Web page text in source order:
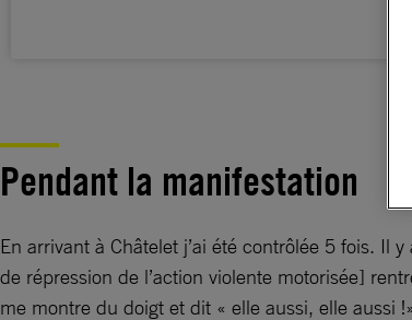
Pendant la manifestation
En arrivant à Châtelet j’ai été contrôlée 5 fois. Il
de répression de l’action violente motorisée]
me montre du doigt et dit « elle aussi, elle aussi